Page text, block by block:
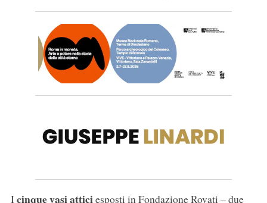
Icinque vasi atticiesposti in Fondazione Rovati – due